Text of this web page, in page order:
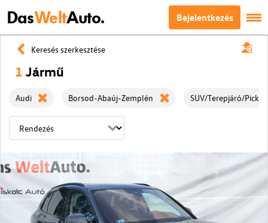
DasWeltAuto. Bejelentkezés
Keresés szerkesztése
1 Jármű
Audi Borsod-Abaúj-Zemplén SUV/Terepjáró/Pickup